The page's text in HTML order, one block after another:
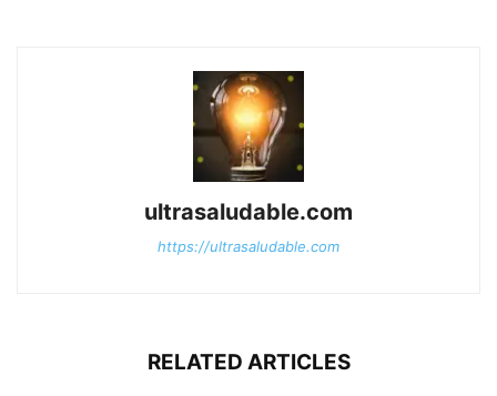
ultrasaludable.com
https://ultrasaludable.com
RELATED ARTICLES